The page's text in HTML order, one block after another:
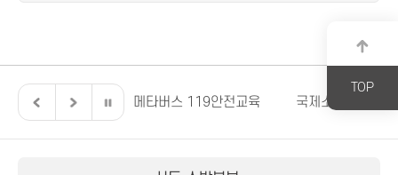
TOP
전북특별자치도 메타버스 119안전교육 국제소방안전박